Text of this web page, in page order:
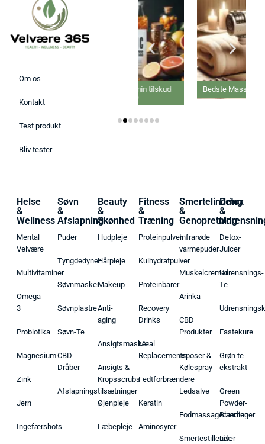
Om os
Kontakt
Test produkt
Bliv tester
Bedste Massage Pistol 2026
Helse
&
Wellness
Mental
Velvære
Multivitaminer
Omega-
3
Probiotika
Magnesium
Zink
Jern
Ingefærshots
Søvn
&
Afslapning
Puder
Tyngdedyner
Søvnmasker
Søvnplastre
Søvn-Te
CBD-
Dråber
Afslapningstilsætninger
Beauty
&
Skønhed
Hudpleje
Hårpleje
Makeup
Anti-
aging
Ansigtsmasker
Ansigts &
Kropsscrubs
Øjenpleje
Læbepleje
Fitness
&
Træning
Proteinpulver
Kulhydratpulver
Proteinbarer
Recovery
Drinks
Meal
Replacements
Fedtforbrændere
Keratin
Aminosyrer
Smertelindring
&
Genopretning
Infrarøde
varmepuder
Muskelcremer
Arinka
CBD
Produkter
Isposer &
Kølespray
Ledsalve
Fodmassagecremer
Smertestillende
Detox
&
Detox-
Juicer
Udrensnings-
Te
Fastekure
Grøn te-
ekstrakt
Green
Powder-
Blandinger
Liver